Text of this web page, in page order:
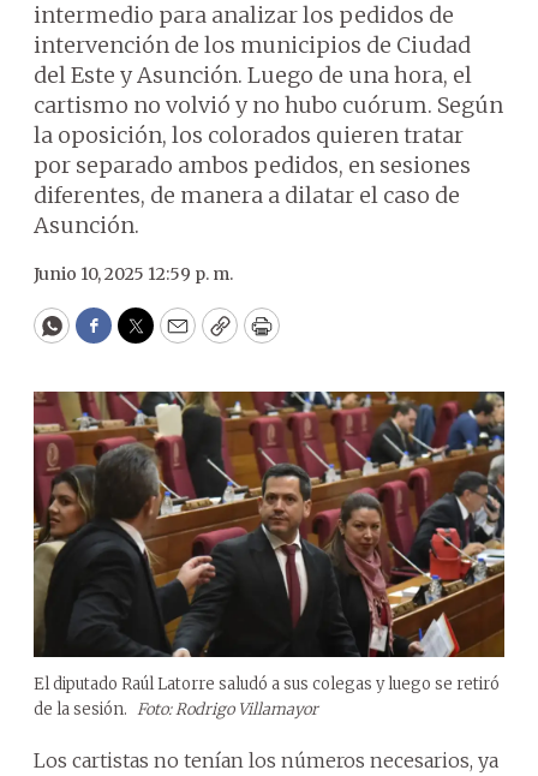
intermedio para analizar los pedidos de
intervención de los municipios de Ciudad
del Este y Asunción. Luego de una hora, el
cartismo no volvió y no hubo cuórum. Según
la oposición, los colorados quieren tratar
por separado ambos pedidos, en sesiones
diferentes, de manera a dilatar el caso de
Asunción.
Junio 10, 2025 12:59 p. m.
WhatsApp
Facebook
Twitter
EmailCopyPrint
El diputado Raúl Latorre saludó a sus colegas y luego se retiró
de la sesión. Foto: Rodrigo Villamayor
Los cartistas no tenían los números necesarios, ya